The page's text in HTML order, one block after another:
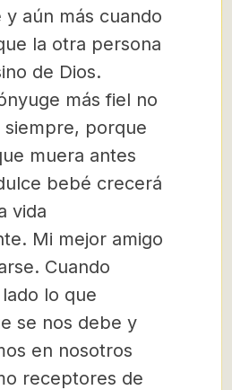
y aún más cuando
la otra persona
de Dios.
más fiel no
siempre, porque
muera antes
bebé crecerá
vida
Mi mejor amigo
Cuando
lo que
se nos debe y
en nosotros
receptores de